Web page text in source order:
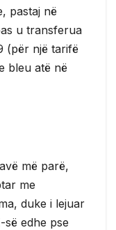
pastaj në
u transferua
(për një tarifë
bleu atë në
më parë,
me
duke i lejuar
së edhe pse